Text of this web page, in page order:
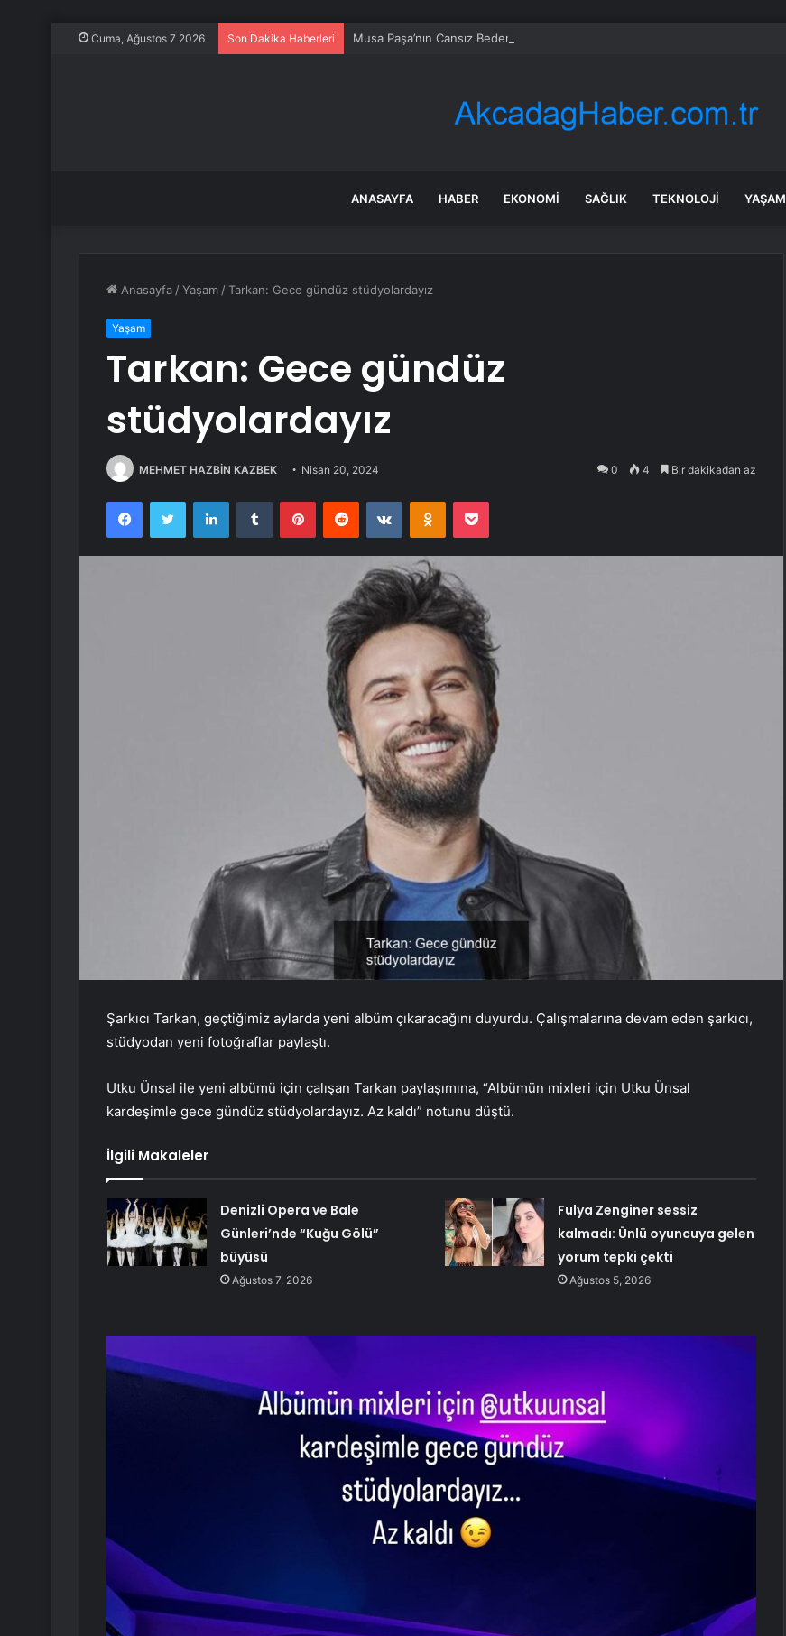
Cuma, Ağustos 7 2026 Son Dakika Haberleri Musa Paşa’nın Cansız Bedeni Bulundu
ANASAYFA HABER EKONOMI SAĞLIK TEKNOLOJI YAŞAM
Anasayfa /Yaşam /Tarkan: Gece gündüz stüdyolardayız
Yaşam
Tarkan: Gece gündüz
stüdyolardayız
MEHMET HAZBİN KAZBEK Nisan 20, 2024 0 4 Bir dakikadan az
FacebookTwitter LinkedInTumblr PinterestReddit VKontakteOdnoklassniki
Pocket
Şarkıcı Tarkan, geçtiğimiz aylarda yeni albüm çıkaracağını duyurdu. Çalışmalarına devam eden şarkıcı,
stüdyodan yeni fotoğraflar paylaştı.
Utku Ünsal ile yeni albümü için çalışan Tarkan paylaşımına, “Albümün mixleri için Utku Ünsal
kardeşimle gece gündüz stüdyolardayız. Az kaldı” notunu düştü.
İlgili Makaleler
Denizli Opera ve Bale
Günleri’nde “Kuğu Gölü”
büyüsü
Ağustos 7, 2026
Fulya Zenginer sessiz
kalmadı: Ünlü oyuncuya gelen
yorum tepki çekti
Ağustos 5, 2026